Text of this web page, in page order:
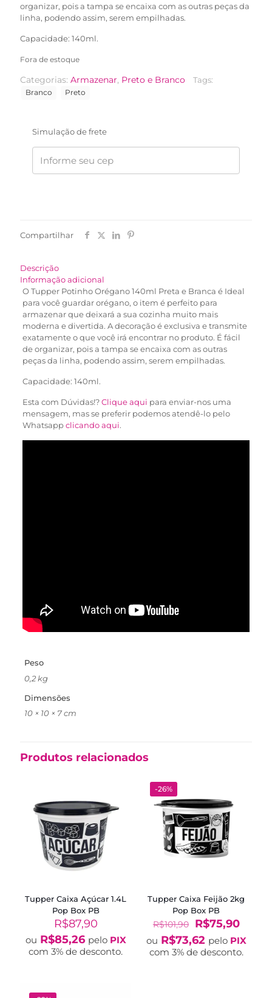
organizar, pois a tampa se encaixa com as outras peças da
linha, podendo assim, serem empilhadas.
Capacidade: 140ml.
Fora de estoque
Categorias: Armazenar, Preto e Branco Tags:
Branco Preto
Simulação de frete
Compartilhar
Descrição
Informação adicional
O Tupper Potinho Orégano 140ml Preta e Branca é Ideal
para você guardar orégano, o item é perfeito para
armazenar que deixará a sua cozinha muito mais
moderna e divertida. A decoração é exclusiva e transmite
exatamente o que você irá encontrar no produto. É fácil
de organizar, pois a tampa se encaixa com as outras
peças da linha, podendo assim, serem empilhadas.
Capacidade: 140ml.
Esta com Dúvidas!?Clique aqui para enviar-nos uma
mensagem, mas se preferir podemos atendê-lo pelo
Whatsappclicando aqui.
Peso
0,2 kg
Dimensões
10 × 10 × 7 cm
Produtos relacionados
Tupper Caixa Açúcar 1.4L
Pop Box PB
R$87,90
ou R$85,26 pelo PIX
com 3% de desconto.
-26%
Tupper Caixa Feijão 2kg
Pop Box PB
R$101,90
O
preço
original
era:
R$75,90O
preço
atual
é:
ou R$73,62 pelo PIX
com 3% de desconto.